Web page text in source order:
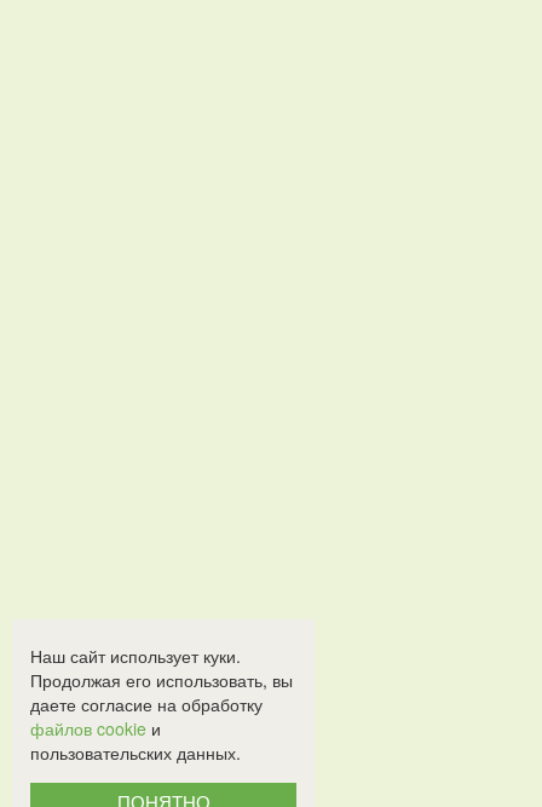
Наш сайт использует куки.
Продолжая его использовать, вы
даете согласие на обработку
файлов cookie и
пользовательских данных.
ПОНЯТНО